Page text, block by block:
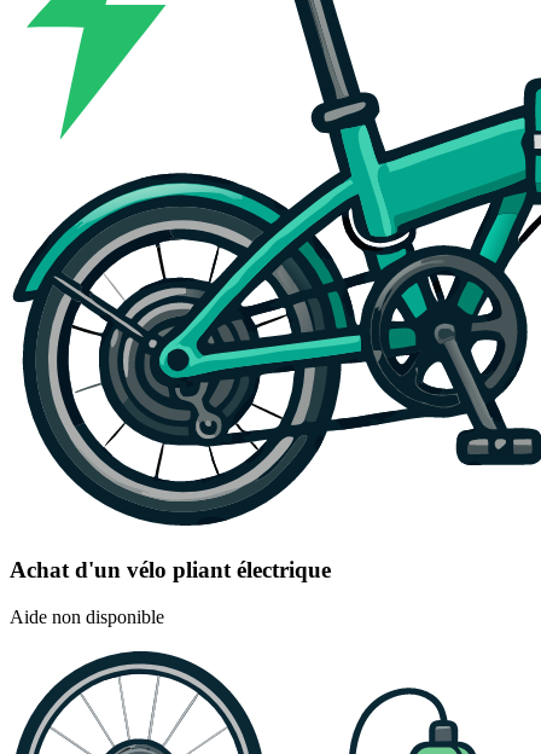
Achat d'un vélo pliant électrique
Aide non disponible